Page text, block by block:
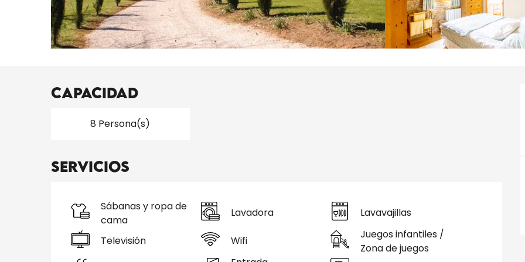
Capacidad
8 Persona(s)
Servicios
Sábanas y ropa de
cama
Lavadora Lavavajillas
Televisión Wifi
Juegos infantiles /
Zona de juegos